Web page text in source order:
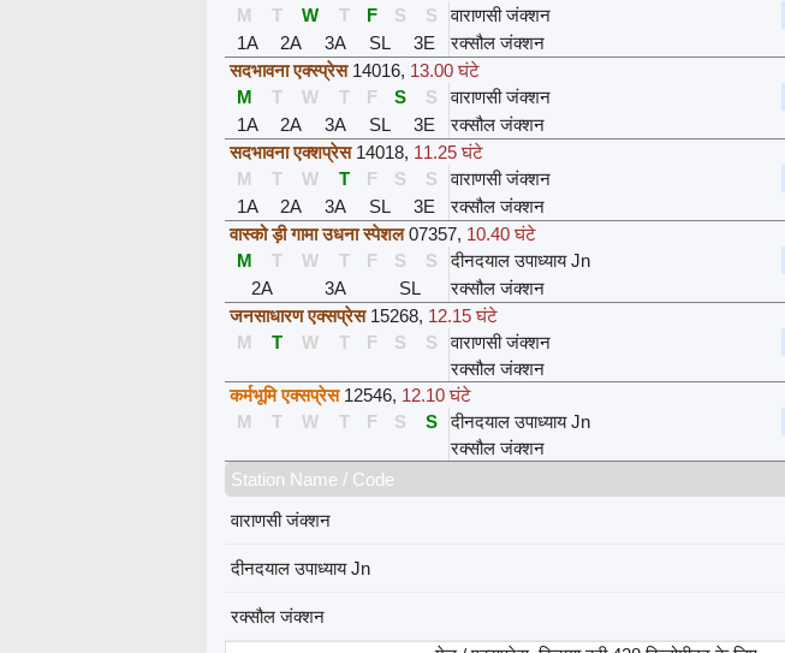
M
T W T F S S वाराणसी जंक्शन
1A
2A 3A SL 3E रक्सौल जंक्शन
सदभावना एक्स्प्रेस 14016, 13.00 घंटे
M
T W T F S S वाराणसी जंक्शन
1A
2A 3A SL 3E रक्सौल जंक्शन
सदभावना एक्शप्रेस 14018, 11.25 घंटे
M
T W T F S S वाराणसी जंक्शन
1A
2A 3A SL 3E रक्सौल जंक्शन
वास्को ड़ी गामा उधना स्पेशल 07357, 10.40 घंटे
M
T W T F S S दीनदयाल उपाध्याय Jn
2A
3A SL रक्सौल जंक्शन
जनसाधारण एक्सप्रेस 15268, 12.15 घंटे
M
T W T F S S वाराणसी जंक्शन
रक्सौल जंक्शन
कर्मभूमि एक्सप्रेस 12546, 12.10 घंटे
M
T W T F S S दीनदयाल उपाध्याय Jn
रक्सौल जंक्शन
Station Name / Code
वाराणसी जंक्शन
दीनदयाल उपाध्याय Jn
रक्सौल जंक्शन